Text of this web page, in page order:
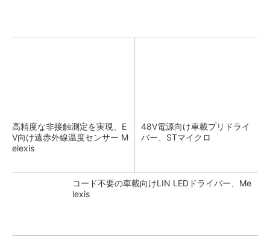
高精度な非接触測定を実現、E
V向け遠赤外線温度センサー M
elexis
48V電源向け車載プリドライ
バー、STマイクロ
コード不要の車載向けLIN LEDドライバー、Me
lexis